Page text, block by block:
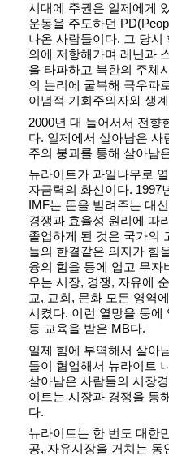
시대에 주권은 일제에게
운동을 주도하던
나온 사람들이다. 그 당
의에 저항해가며 레닌과
을 타파하고 북한의 주체
의 논리에 굴복해 극우파
이념적 기회주의자와 생
2000년 대 들어서서 전향
다. 일제에서 살아남은
주의 붕괴를 통해 살아남
뉴라이트가 과일나무로
자금력의 화신이다. 1997
IMF는 돈을 빌려주는 대
경쟁과 효율성 원리에 따
졸업하게 된 것은 국가의
들의 한결같은 의지가 힘
융의 힘을 등에 업고 무
우는 시장, 경쟁, 자유에
교, 교회, 문화 모든 영역
시켰다. 이런 열망을 등에
등 교육을 받은 MB다.
일제 힘에 부역해서 살아
들이 협업해서 뉴라이트
살아남은 사람들의 시장
이트는 시장과 경쟁을 통
다.
뉴라이트는 한 번도 대한
공, 자유시장을 거치는